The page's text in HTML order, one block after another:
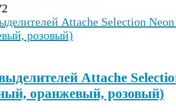
Attache
оранжевый, розовый)